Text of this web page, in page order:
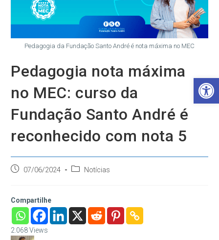
Barra de Ferramentas Aberta
Pedagogia da Fundação Santo André é nota máxima no MEC
Pedagogia nota máxima
no MEC: curso da
Fundação Santo André é
reconhecido com nota 5
Post07/06/2024
Categoria
Notícias
Compartilhe
2.068Views